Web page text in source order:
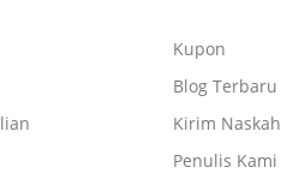
Kupon
Blog Terbaru
Kirim Naskah
Penulis Kami